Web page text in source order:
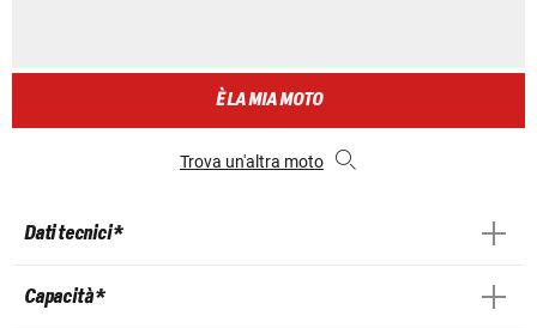
È LA MIA MOTO
Trova un'altra moto
Dati tecnici *
Capacità *